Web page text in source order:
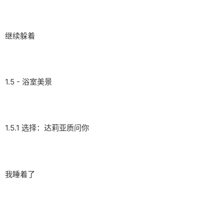
继续躲着
1.5 - 浴室美景
1.5.1 选择：达莉亚质问你
我睡着了